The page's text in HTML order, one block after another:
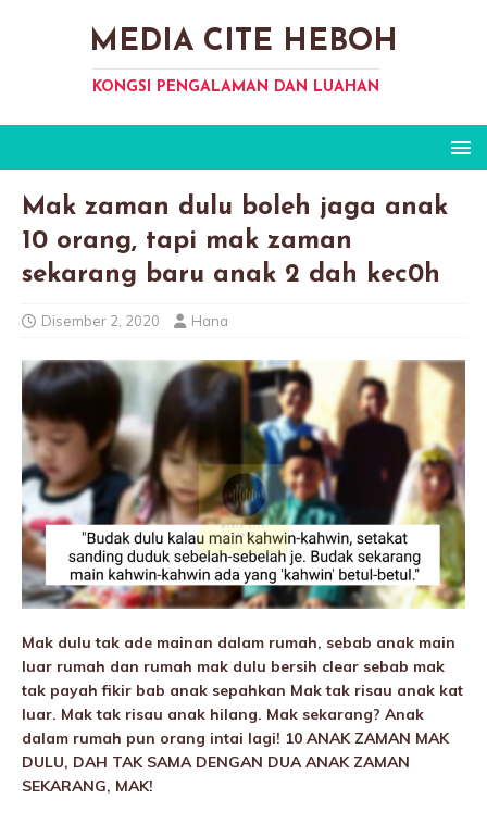
MEDIA CITE HEBOH
KONGSI PENGALAMAN DAN LUAHAN
Mak zaman dulu boleh jaga anak
10 orang, tapi mak zaman
sekarang baru anak 2 dah kec0h
Disember 2, 2020 Hana
Mak dulu tak ade mainan dalam rumah, sebab anak main
luar rumah dan rumah mak dulu bersih clear sebab mak
tak payah fikir bab anak sepahkan Mak tak risau anak kat
luar. Mak tak risau anak hilang. Mak sekarang? Anak
dalam rumah pun orang intai lagi! 10 ANAK ZAMAN MAK
DULU, DAH TAK SAMA DENGAN DUA ANAK ZAMAN
SEKARANG, MAK!